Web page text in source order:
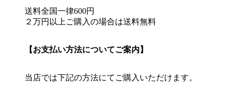
送料全国一律600円
２万円以上ご購入の場合は送料無料
【お支払い方法についてご案内】
当店では下記の方法にてご購入いただけます。